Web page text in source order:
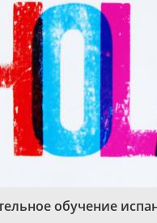
обучение